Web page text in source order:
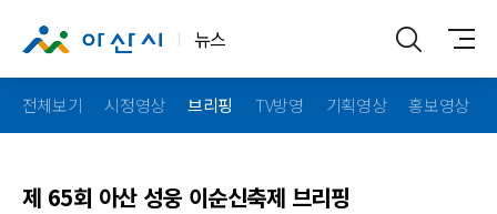
뉴스
전체보기 시정영상 브리핑 TV방영 기획영상 홍보영상
제 65회 아산 성웅 이순신축제 브리핑